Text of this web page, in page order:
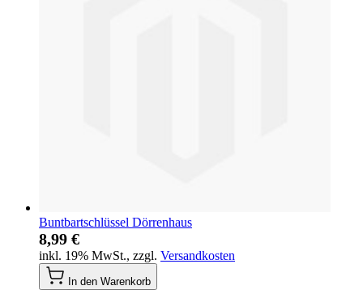
Buntbartschlüssel Dörrenhaus
8,99 €
inkl. 19% MwSt., zzgl. Versandkosten
In den Warenkorb